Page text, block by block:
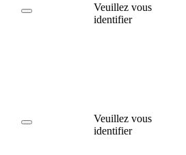
Veuillez vous
identifier
Veuillez vous
identifier